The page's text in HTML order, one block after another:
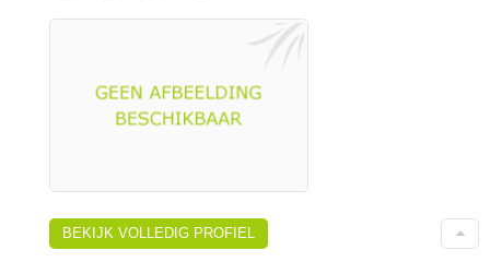
BEKIJK VOLLEDIG PROFIEL